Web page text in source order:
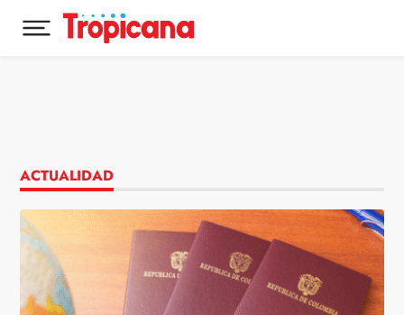
Desplegar menú principal
ACTUALIDAD